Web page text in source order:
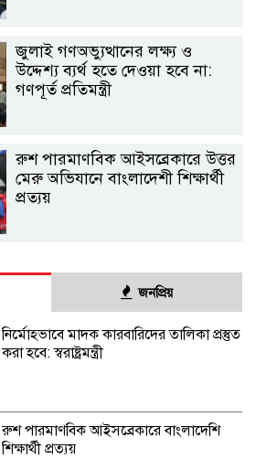
জুলাই গণঅভ্যুত্থানের লক্ষ্য ও
উদ্দেশ্য ব্যর্থ হতে দেওয়া হবে না:
গণপূর্ত প্রতিমন্ত্রী
রুশ পারমাণবিক আইসব্রেকারে উত্তর
মেরু অভিযানে বাংলাদেশী শিক্ষার্থী
প্রত্যয়
জনপ্রিয়
নির্মোহভাবে মাদক কারবারিদের তালিকা প্রস্তুত
করা হবে: স্বরাষ্ট্রমন্ত্রী
রুশ পারমাণবিক আইসব্রেকারে বাংলাদেশি
শিক্ষার্থী প্রত্যয়